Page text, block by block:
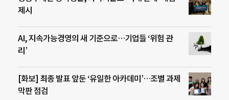
제시
AI, 지속가능경영의 새 기준으로…기업들 ‘위험 관
리’
[화보] 최종 발표 앞둔 ‘유일한 아카데미’…조별 과제
막판 점검